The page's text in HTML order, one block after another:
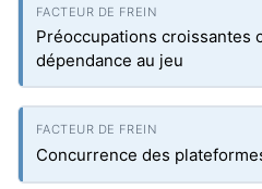
Préoccupations croissantes
dépendance au jeu
Concurrence des